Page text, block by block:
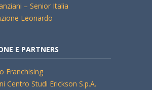
– Senior Italia
Leonardo
E PARTNERS
Franchising
Centro Studi Erickson S.p.A.